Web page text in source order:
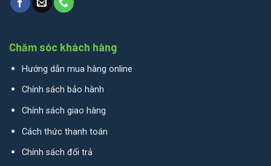
Chăm sóc khách hàng
Hướng dẫn mua hàng online
Chính sách bảo hành
Chính sách giao hàng
Cách thức thanh toán
Chính sách đổi trả